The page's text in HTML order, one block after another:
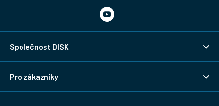
Společnost DISK
Pro zákazníky